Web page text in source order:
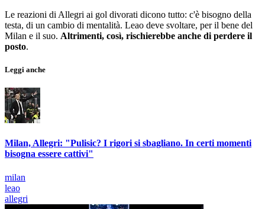
Le reazioni di Allegri ai gol divorati dicono tutto: c'è bisogno della
testa, di un cambio di mentalità. Leao deve svoltare, per il bene del
Milan e il suo. Altrimenti, così, rischierebbe anche di perdere il
posto.
Leggi anche
Milan, Allegri: "Pulisic? I rigori si sbagliano. In certi momenti
bisogna essere cattivi"
milan
leao
allegri